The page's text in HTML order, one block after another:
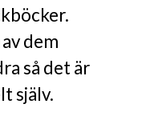
dem
så det är
själv.